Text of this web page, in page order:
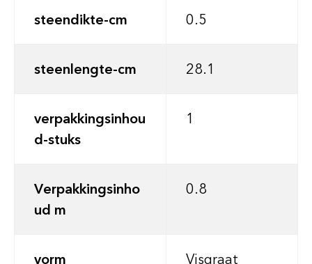
steendikte-cm 0.5
steenlengte-cm 28.1
verpakkingsinhou
d-stuks
1
Verpakkingsinho
ud m
0.8
vorm Visgraat